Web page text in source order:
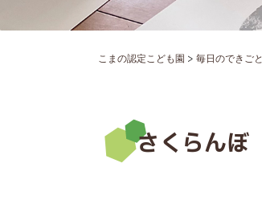
こまの認定こども園 > 毎日のできごと
さくらんぼ